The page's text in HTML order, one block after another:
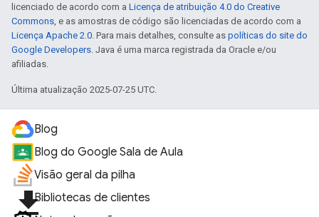
licenciado de acordo com a Licença de atribuição 4.0 do Creative
Commons, e as amostras de código são licenciadas de acordo com a
Licença Apache 2.0. Para mais detalhes, consulte as políticas do site do
Google Developers. Java é uma marca registrada da Oracle e/ou
afiliadas.
Última atualização 2025-07-25 UTC.
Blog
Blog do Google Sala de Aula
Visão geral da pilha
file_downloadBibliotecas de clientes